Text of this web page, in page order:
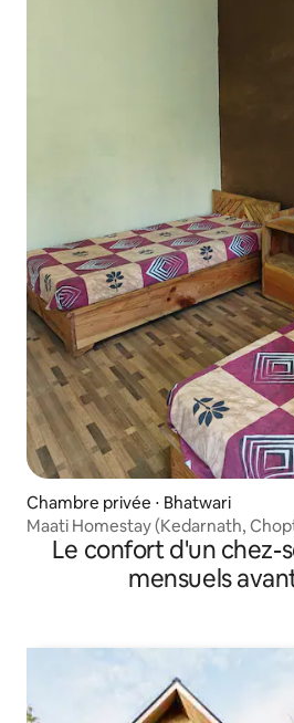
Chambre privée ⋅ Bhatwari
Maati Homestay (Kedarnath,
Le confort d'un chez-
mensuels